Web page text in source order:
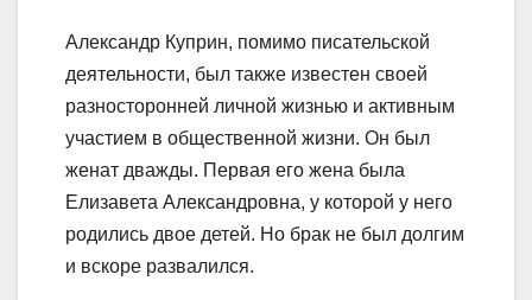
Александр Куприн, помимо писательской
деятельности, был также известен своей
разносторонней личной жизнью и активным
участием в общественной жизни. Он был
женат дважды. Первая его жена была
Елизавета Александровна, у которой у него
родились двое детей. Но брак не был долгим
и вскоре развалился.